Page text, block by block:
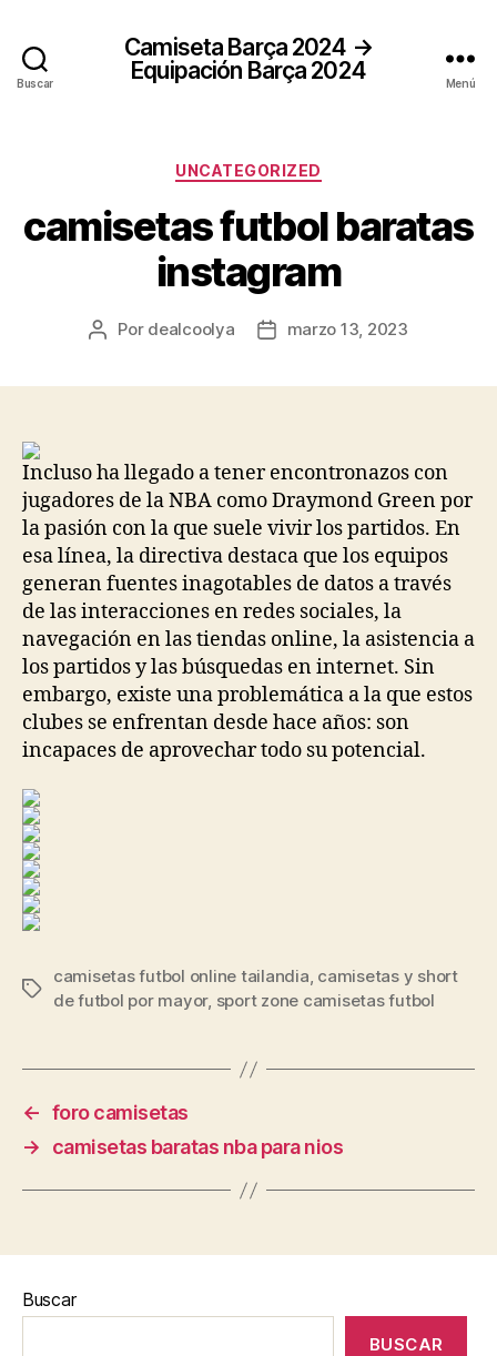
Buscar
Camiseta Barça 2024 →
Equipación Barça 2024
Menú
Categorías
UNCATEGORIZED
camisetas futbol baratas
instagram
Autor
Por dealcoolya
Fechamarzo 13, 2023
Incluso ha llegado a tener encontronazos con
jugadores de la NBA como Draymond Green por
la pasión con la que suele vivir los partidos. En
esa línea, la directiva destaca que los equipos
generan fuentes inagotables de datos a través
de las interacciones en redes sociales, la
navegación en las tiendas online, la asistencia a
los partidos y las búsquedas en internet. Sin
embargo, existe una problemática a la que estos
clubes se enfrentan desde hace años: son
incapaces de aprovechar todo su potencial.
Etiquetas
camisetas futbol online tailandia, camisetas y short
de futbol por mayor, sport zone camisetas futbol
← foro camisetas
→
camisetas baratas nba para nios
Buscar
BUSCAR